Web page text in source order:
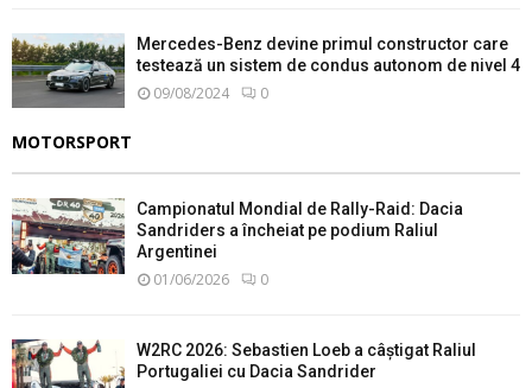
Mercedes-Benz devine primul constructor care
testează un sistem de condus autonom de nivel 4
09/08/2024 0
MOTORSPORT
Campionatul Mondial de Rally-Raid: Dacia
Sandriders a încheiat pe podium Raliul
Argentinei
01/06/2026 0
W2RC 2026: Sebastien Loeb a câștigat Raliul
Portugaliei cu Dacia Sandrider